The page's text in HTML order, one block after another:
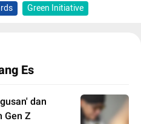
Green Initiative
Es
dan
Gen Z